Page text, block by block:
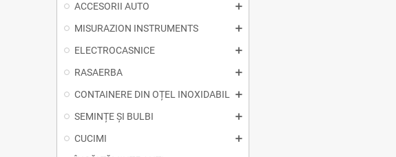
ACCESORII AUTO
MISURAZION INSTRUMENTS
ELECTROCASNICE
RASAERBA
CONTAINERE DIN OȚEL INOXIDABIL
SEMINȚE ȘI BULBI
CUCIMI